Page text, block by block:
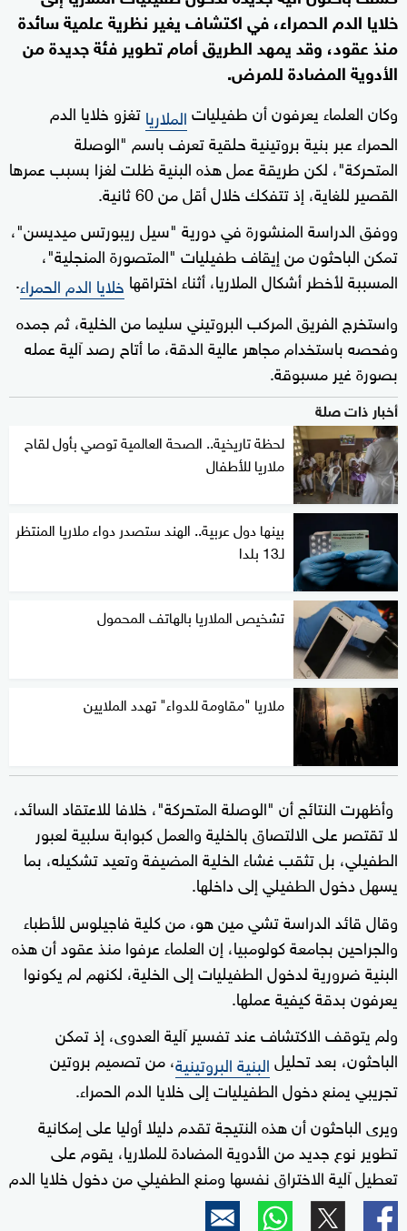
خلايا الدم الحمراء، في اكتشاف يغير نظرية علمية سائدة
منذ عقود، وقد يمهد الطريق أمام تطوير فئة جديدة من
الأدوية المضادة للمرض.
وكان العلماء يعرفون أن طفيلياتالملارياتغزو خلايا الدم
الحمراء عبر بنية بروتينية حلقية تعرف باسم "الوصلة
المتحركة"، لكن طريقة عمل هذه البنية ظلت لغزا بسبب عمرها
القصير للغاية، إذ تتفكك خلال أقل من 60 ثانية.
ووفق الدراسة المنشورة في دورية "سيل ريبورتس ميديسن"،
تمكن الباحثون من إيقاف طفيليات "المتصورة المنجلية"،
المسببة لأخطر أشكال الملاريا، أثناء اختراقها خلايا الدم الحمراء.
واستخرج الفريق المركب البروتيني سليما من الخلية، ثم جمده
وفحصه باستخدام مجاهر عالية الدقة، ما أتاح رصد آلية عمله
بصورة غير مسبوقة.
أخبار ذات صلة
لحظة تاريخية.. الصحة العالمية توصي بأول لقاح
ملاريا للأطفال
بينها دول عربية.. الهند ستصدر دواء ملاريا المنتظر
لـ13 بلدا
تشخيص الملاريا بالهاتف المحمول
ملاريا "مقاومة للدواء" تهدد الملايين
وأظهرت النتائج أن "الوصلة المتحركة"، خلافا للاعتقاد السائد،
لا تقتصر على الالتصاق بالخلية والعمل كبوابة سلبية لعبور
الطفيلي، بل تثقب غشاء الخلية المضيفة وتعيد تشكيله، بما
يسهل دخول الطفيلي إلى داخلها.
وقال قائد الدراسة تشي مين هو، من كلية فاجيلوس للأطباء
والجراحين بجامعة كولومبيا، إن العلماء عرفوا منذ عقود أن هذه
البنية ضرورية لدخول الطفيليات إلى الخلية، لكنهم لم يكونوا
يعرفون بدقة كيفية عملها.
ولم يتوقف الاكتشاف عند تفسير آلية العدوى، إذ تمكن
الباحثون، بعد تحليلالبنية البروتينية، من تصميم بروتين
تجريبي يمنع دخول الطفيليات إلى خلايا الدم الحمراء.
ويرى الباحثون أن هذه النتيجة تقدم دليلا أوليا على إمكانية
تطوير نوع جديد من الأدوية المضادة للملاريا، يقوم على
تعطيل آلية الاختراق نفسها ومنع الطفيلي من دخول خلايا الدم